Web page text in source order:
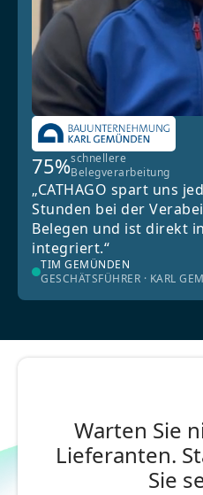
75%schnellere
Belegverarbeitung
„CATHAGO spart uns
Stunden bei der
Belegen und ist direkt
integriert.“
TIM GEMÜNDEN
GESCHÄTSFÜHRER · KARL
Warten Sie
Lieferanten.
Sie